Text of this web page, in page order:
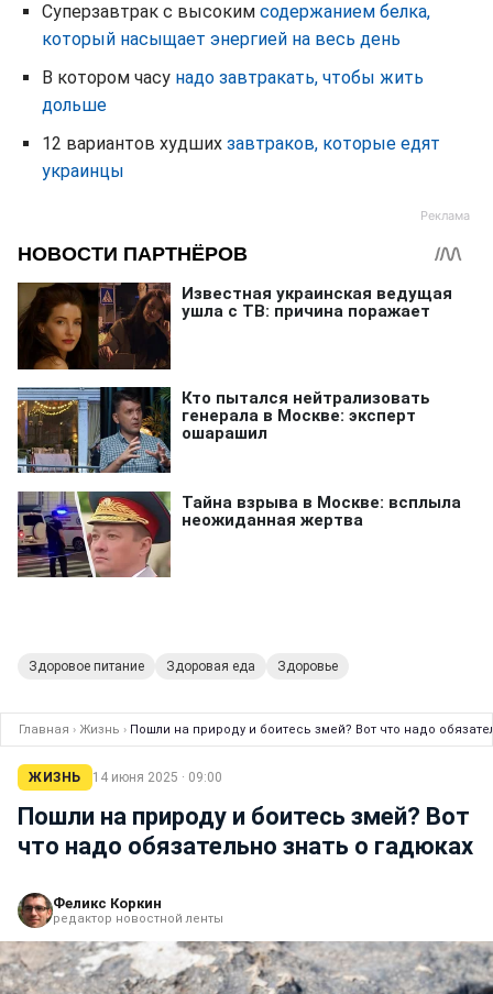
Суперзавтрак с высоким содержанием белка,
который насыщает энергией на весь день
В котором часу надо завтракать, чтобы жить
дольше
12 вариантов худших завтраков, которые едят
украинцы
Здоровое питание Здоровая еда Здоровье
Главная › Жизнь › Пошли на природу и боитесь змей? Вот что надо
ЖИЗНЬ 14 июня 2025 · 09:00
Пошли на природу и боитесь змей? Вот
что надо обязательно знать о гадюках
Феликс Коркин
редактор новостной ленты